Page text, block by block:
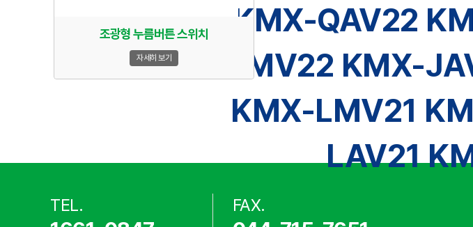
KMX-QAV22
JMV22 KMX-
KMX-LMV21
LAV21
조광형 누름버튼 스위치
자세히 보기
TEL. FAX.